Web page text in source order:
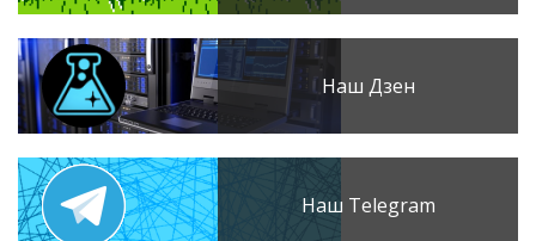
Наш Дзен
Наш Telegram